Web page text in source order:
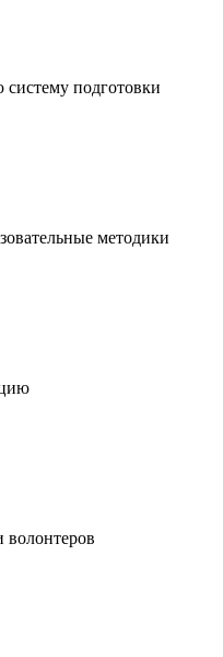
подготовки
методики
волонтеров